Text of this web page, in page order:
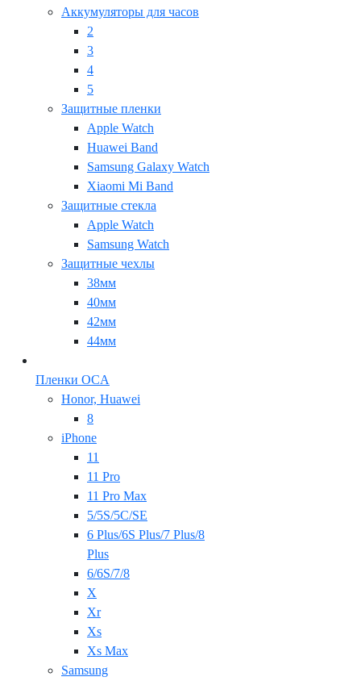
Аккумуляторы для часов
2
3
4
5
Защитные пленки
Apple Watch
Huawei Band
Samsung Galaxy Watch
Xiaomi Mi Band
Защитные стекла
Apple Watch
Samsung Watch
Защитные чехлы
38мм
40мм
42мм
44мм
Пленки OCA
Honor, Huawei
8
iPhone
11
11 Pro
11 Pro Max
5/5S/5C/SE
6 Plus/6S Plus/7 Plus/8
Plus
6/6S/7/8
X
Xr
Xs
Xs Max
Samsung